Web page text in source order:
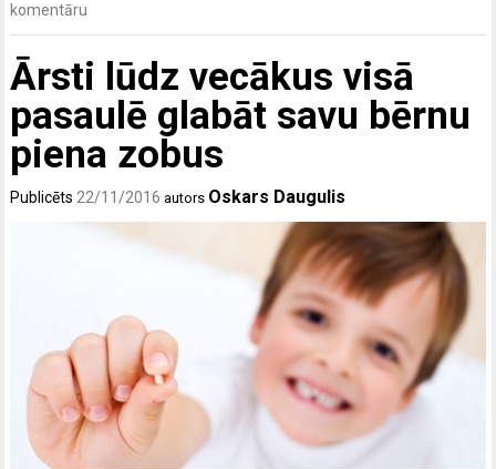
komentāru
Ārsti lūdz vecākus visā
pasaulē glabāt savu bērnu
piena zobus
Publicēts 22/11/2016 autors Oskars Daugulis